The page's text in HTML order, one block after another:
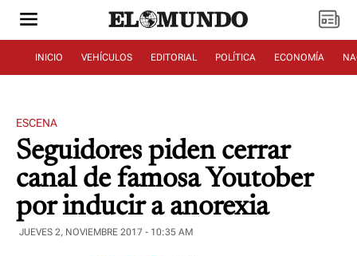
INICIO VEHÍCULOS EDITORIAL POLÍTICA ECONOMÍA
ESCENA
Seguidores piden cerrar
canal de famosa Youtober
por inducir a anorexia
JUEVES 2, NOVIEMBRE 2017 - 10:35 AM